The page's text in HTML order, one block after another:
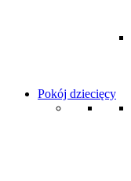
Pokój dziecięcy